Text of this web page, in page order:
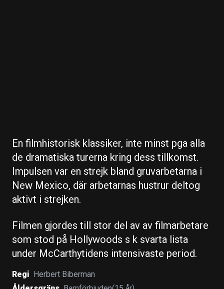
En filmhistorisk klassiker, inte minst pga alla
de dramatiska turerna kring dess tillkomst.
Impulsen var en strejk bland gruvarbetarna i
New Mexico, där arbetarnas hustrur deltog
aktivt i strejken.
Filmen gjordes till stor del av av filmarbetare
som stod på Hollywoods s k svarta lista
under McCarthytidens intensivaste period.
Regi Herbert Biberman